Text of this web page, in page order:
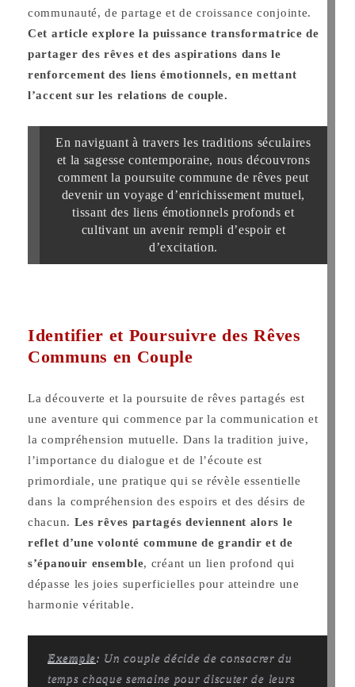
communauté, de partage et de croissance conjointe.
Cet article explore la puissance transformatrice de
partager des rêves et des aspirations dans le
renforcement des liens émotionnels, en mettant
l’accent sur les relations de couple.
En naviguant à travers les traditions séculaires
et la sagesse contemporaine, nous découvrons
comment la poursuite commune de rêves peut
devenir un voyage d’enrichissement mutuel,
tissant des liens émotionnels profonds et
cultivant un avenir rempli d’espoir et
d’excitation.
Identifier et Poursuivre des Rêves
Communs en Couple
La découverte et la poursuite de rêves partagés est
une aventure qui commence par la communication et
la compréhension mutuelle. Dans la tradition juive,
l’importance du dialogue et de l’écoute est
primordiale, une pratique qui se révèle essentielle
dans la compréhension des espoirs et des désirs de
chacun. Les rêves partagés deviennent alors le
reflet d’une volonté commune de grandir et de
s’épanouir ensemble, créant un lien profond qui
dépasse les joies superficielles pour atteindre une
harmonie véritable.
Exemple: Un couple décide de consacrer du
temps chaque semaine pour discuter de leurs